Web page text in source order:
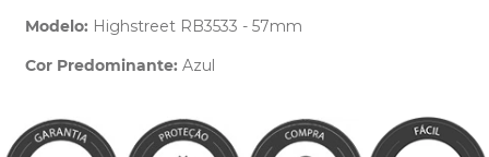
Modelo: Highstreet RB3533 - 57mm
Cor Predominante: Azul